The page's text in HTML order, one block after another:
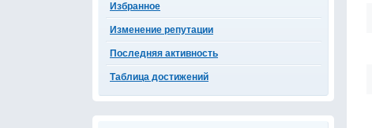
Избранное
Изменение репутации
Последняя активность
Таблица достижений